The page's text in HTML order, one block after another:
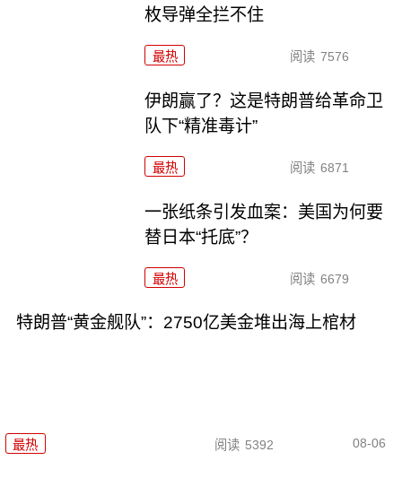
枚导弹全拦不住
最热 阅读 7576
伊朗赢了？这是特朗普给革命卫
队下“精准毒计”
最热 阅读 6871
一张纸条引发血案：美国为何要
替日本“托底”？
最热 阅读 6679
特朗普“黄金舰队”：2750亿美金堆出海上棺材
最热 阅读 5392 08-06